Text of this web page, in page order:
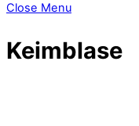
Close Menu
Keimblase